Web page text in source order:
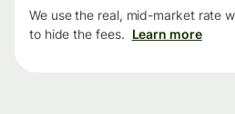
We use the real, mid-market rate
to hide the fees. Learn more